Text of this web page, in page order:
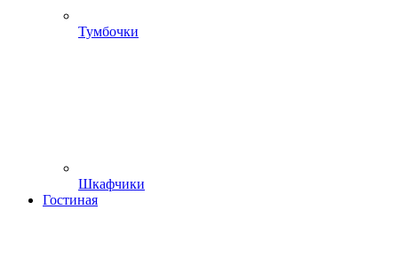
Тумбочки
Шкафчики
Гостиная